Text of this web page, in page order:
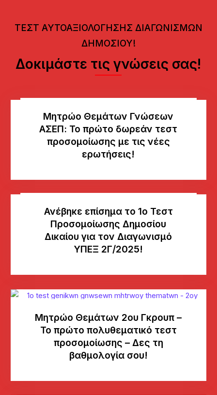
ΤΕΣΤ ΑΥΤΟΑΞΙΟΛΟΓΗΣΗΣ ΔΙΑΓΩΝΙΣΜΩΝ
ΔΗΜΟΣΙΟΥ!
Δοκιμάστε τις γνώσεις σας!
Μητρώο Θεμάτων Γνώσεων
AΣΕΠ: Το πρώτο δωρεάν τεστ
προσομοίωσης με τις νέες
ερωτήσεις!
Ανέβηκε επίσημα το 1ο Τεστ
Προσομοίωσης Δημοσίου
Δικαίου για τον Διαγωνισμό
ΥΠΕΞ 2Γ/2025!
Μητρώο Θεμάτων 2ου Γκρουπ –
Το πρώτο πολυθεματικό τεστ
προσομοίωσης – Δες τη
βαθμολογία σου!